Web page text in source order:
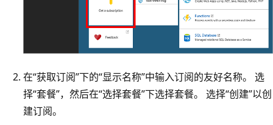
在“获取订阅”下的“显示名称”中输入订阅的友好名称。
选
择“套餐”，然后在“选择套餐”下选择套餐。
选择“创建”以创
建订阅。